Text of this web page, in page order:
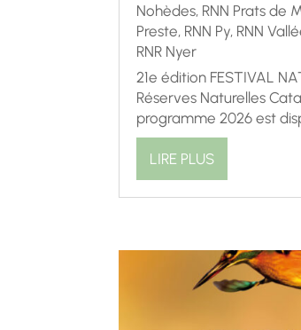
Nohèdes, RNN Prats de
Preste, RNN Py, RNN
RNR Nyer
21e édition FESTIVAL
Réserves Naturelles
programme 2026 est
LIRE PLUS